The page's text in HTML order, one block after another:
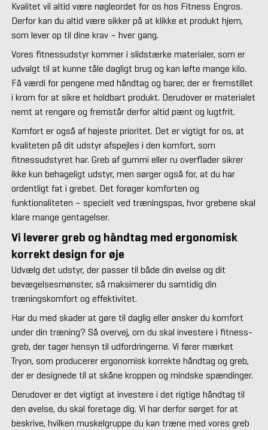
Kvalitet vil altid være nøgleordet for os hos Fitness Engros.
Derfor kan du altid være sikker på at klikke et produkt hjem,
som lever op til dine krav – hver gang.
Vores fitnessudstyr kommer i slidstærke materialer, som er
udvalgt til at kunne tåle dagligt brug og kan løfte mange kilo.
Få værdi for pengene med håndtag og barer, der er fremstillet
i krom for at sikre et holdbart produkt. Derudover er materialet
nemt at rengøre og fremstår derfor altid pænt og lugtfrit.
Komfort er også af højeste prioritet. Det er vigtigt for os, at
kvaliteten på dit udstyr afspejles i den komfort, som
fitnessudstyret har. Greb af gummi eller ru overflader sikrer
ikke kun behageligt udstyr, men sørger også for, at du har
ordentligt fat i grebet. Det forøger komforten og
funktionaliteten – specielt ved træningspas, hvor grebene skal
klare mange gentagelser.
Vi leverer greb og håndtag med ergonomisk
korrekt design for øje
Udvælg det udstyr, der passer til både din øvelse og dit
bevægelsesmønster, så maksimerer du samtidig din
træningskomfort og effektivitet.
Har du med skader at gøre til daglig eller ønsker du komfort
under din træning? Så overvej, om du skal investere i fitness-
greb, der tager hensyn til udfordringerne. Vi fører mærket
Tryon, som producerer ergonomisk korrekte håndtag og greb,
der er designede til at skåne kroppen og mindske spændinger.
Derudover er det vigtigt at investere i det rigtige håndtag til
den øvelse, du skal foretage dig. Vi har derfor sørget for at
beskrive, hvilken muskelgruppe du kan træne med vores greb